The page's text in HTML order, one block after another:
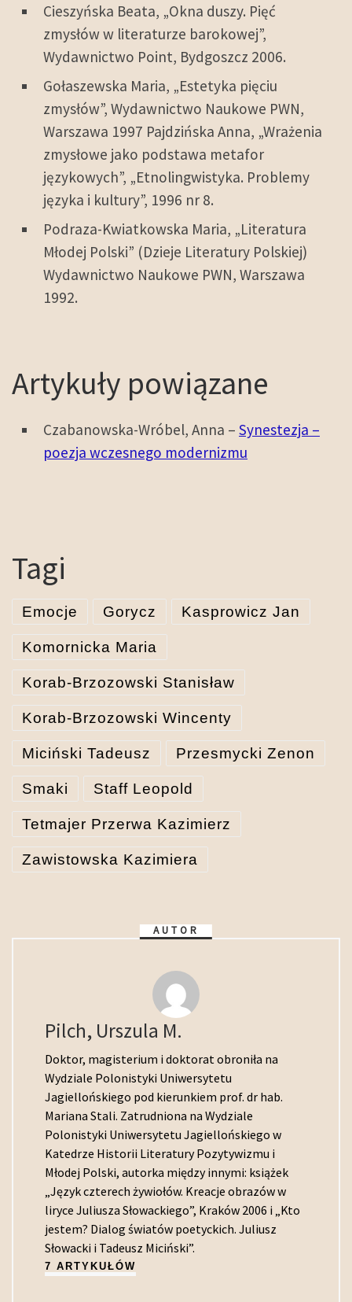
Cieszyńska Beata, „Okna duszy. Pięć
zmysłów w literaturze barokowej”,
Wydawnictwo Point, Bydgoszcz 2006.
Gołaszewska Maria, „Estetyka pięciu
zmysłów”, Wydawnictwo Naukowe PWN,
Warszawa 1997 Pajdzińska Anna, „Wrażenia
zmysłowe jako podstawa metafor
językowych”, „Etnolingwistyka. Problemy
języka i kultury”, 1996 nr 8.
Podraza-Kwiatkowska Maria, „Literatura
Młodej Polski” (Dzieje Literatury Polskiej)
Wydawnictwo Naukowe PWN, Warszawa
1992.
Artykuły powiązane
Czabanowska-Wróbel, Anna – Synestezja –
poezja wczesnego modernizmu
Tagi
Emocje Gorycz Kasprowicz Jan
Komornicka Maria
Korab-Brzozowski Stanisław
Korab-Brzozowski Wincenty
Miciński Tadeusz Przesmycki Zenon
Smaki Staff Leopold
Tetmajer Przerwa Kazimierz
Zawistowska Kazimiera
AUTOR
Pilch, Urszula M.
Doktor, magisterium i doktorat obroniła na
Wydziale Polonistyki Uniwersytetu
Jagiellońskiego pod kierunkiem prof. dr hab.
Mariana Stali. Zatrudniona na Wydziale
Polonistyki Uniwersytetu Jagiellońskiego w
Katedrze Historii Literatury Pozytywizmu i
Młodej Polski, autorka między innymi: książek
„Język czterech żywiołów. Kreacje obrazów w
liryce Juliusza Słowackiego”, Kraków 2006 i „Kto
jestem? Dialog światów poetyckich. Juliusz
Słowacki i Tadeusz Miciński”.
7 ARTYKUŁÓW